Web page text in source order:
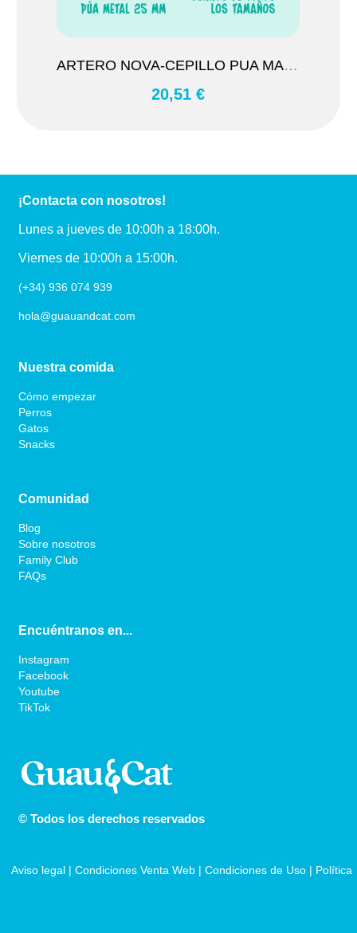
ARTERO NOVA-CEPILLO PUA MANTEQUILLA L
20,51 €
¡Contacta con nosotros!
Lunes a jueves de 10:00h a 18:00h.
Viernes de 10:00h a 15:00h.
(+34) 936 074 939
hola@guauandcat.com
Nuestra comida
Cómo empezar
Perros
Gatos
Snacks
Comunidad
Blog
Sobre nosotros
Family Club
FAQs
Encuéntranos en...
Instagram
Facebook
Youtube
TikTok
© Todos los derechos reservados
Aviso legal | Condiciones Venta Web | Condiciones de Uso | Política